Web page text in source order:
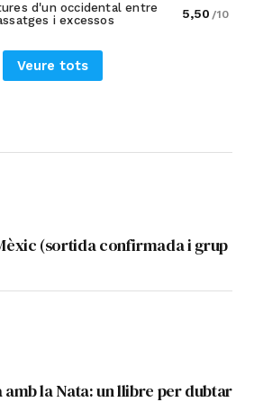
d'un occidental entre
i excessos
5,50 /10
Veure tots
(sortida confirmada i grup
la Nata: un llibre per dubtar